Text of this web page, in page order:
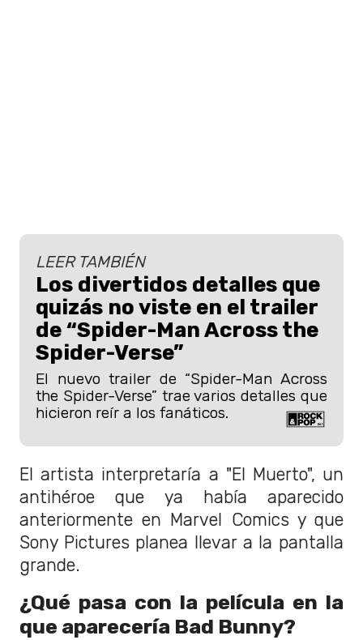
LEER TAMBIÉN
Los divertidos detalles que
quizás no viste en el trailer
de “Spider-Man Across the
Spider-Verse”
El nuevo trailer de “Spider-Man Across
the Spider-Verse” trae varios detalles que
hicieron reír a los fanáticos.
El artista interpretaría a "El Muerto", un
antihéroe que ya había aparecido
anteriormente en Marvel Comics y que
Sony Pictures planea llevar a la pantalla
grande.
¿Qué pasa con la película en la
que aparecería Bad Bunny?